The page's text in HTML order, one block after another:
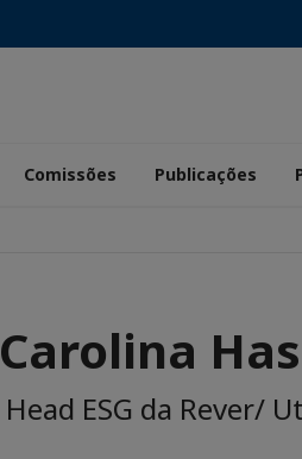
Comissões Publicações
Carolina
Head ESG da Rever/